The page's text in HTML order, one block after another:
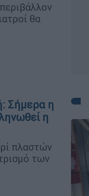
θα
Σήμερα η
η
πλαστών
των